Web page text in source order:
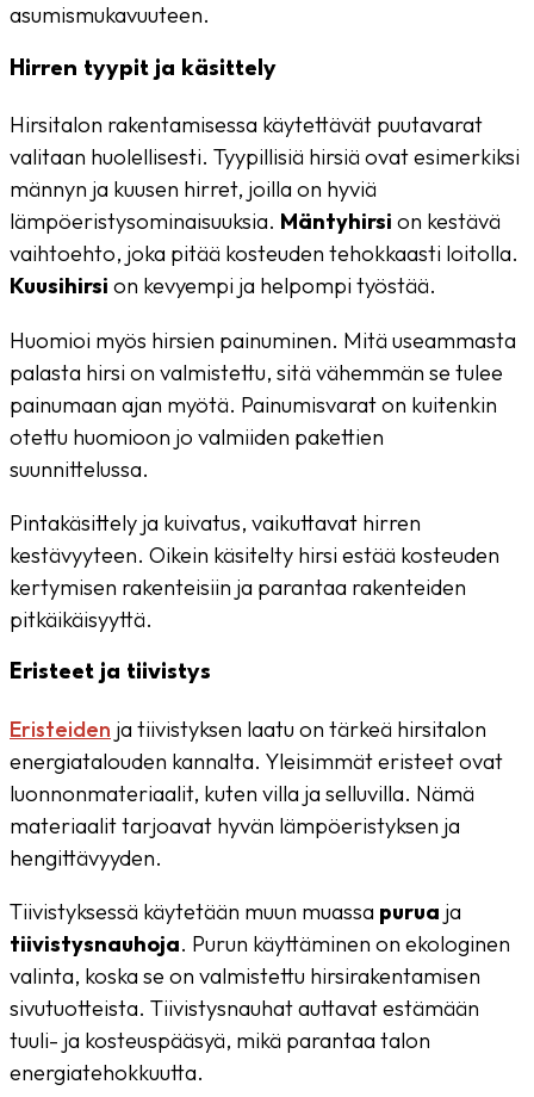
asumismukavuuteen.
Hirren tyypit ja käsittely
Hirsitalon rakentamisessa käytettävät puutavarat
valitaan huolellisesti. Tyypillisiä hirsiä ovat esimerkiksi
männyn ja kuusen hirret, joilla on hyviä
lämpöeristysominaisuuksia. Mäntyhirsi on kestävä
vaihtoehto, joka pitää kosteuden tehokkaasti loitolla.
Kuusihirsi on kevyempi ja helpompi työstää.
Huomioi myös hirsien painuminen. Mitä useammasta
palasta hirsi on valmistettu, sitä vähemmän se tulee
painumaan ajan myötä. Painumisvarat on kuitenkin
otettu huomioon jo valmiiden pakettien
suunnittelussa.
Pintakäsittely ja kuivatus, vaikuttavat hirren
kestävyyteen. Oikein käsitelty hirsi estää kosteuden
kertymisen rakenteisiin ja parantaa rakenteiden
pitkäikäisyyttä.
Eristeet ja tiivistys
Eristeiden ja tiivistyksen laatu on tärkeä hirsitalon
energiatalouden kannalta. Yleisimmät eristeet ovat
luonnonmateriaalit, kuten villa ja selluvilla. Nämä
materiaalit tarjoavat hyvän lämpöeristyksen ja
hengittävyyden.
Tiivistyksessä käytetään muun muassa purua ja
tiivistysnauhoja. Purun käyttäminen on ekologinen
valinta, koska se on valmistettu hirsirakentamisen
sivutuotteista. Tiivistysnauhat auttavat estämään
tuuli- ja kosteuspääsyä, mikä parantaa talon
energiatehokkuutta.